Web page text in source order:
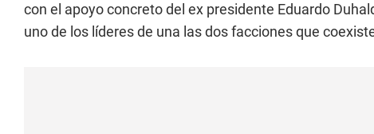
con el apoyo concreto del ex presidente Eduardo
uno de los líderes de una las dos facciones que